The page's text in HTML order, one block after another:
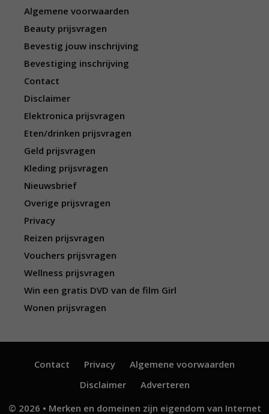
Algemene voorwaarden
Beauty prijsvragen
Bevestig jouw inschrijving
Bevestiging inschrijving
Contact
Disclaimer
Elektronica prijsvragen
Eten/drinken prijsvragen
Geld prijsvragen
Kleding prijsvragen
Nieuwsbrief
Overige prijsvragen
Privacy
Reizen prijsvragen
Vouchers prijsvragen
Wellness prijsvragen
Win een gratis DVD van de film Girl
Wonen prijsvragen
Contact Privacy
Algemene voorwaarden
Disclaimer
Adverteren
© 2026 • Merken en domeinen zijn eigendom van Internet